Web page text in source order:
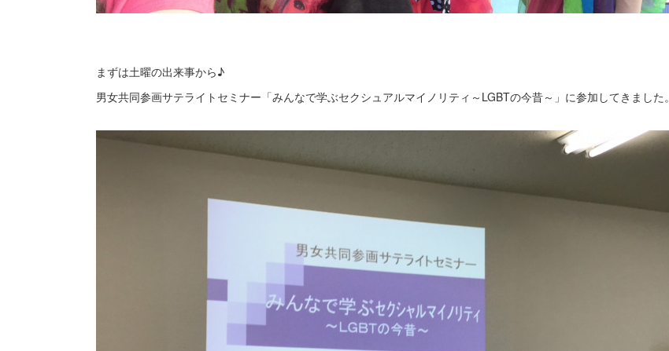
まずは土曜の出来事から♪
男女共同参画サテライトセミナー「みんなで学ぶセクシュアルマイノリティ～LGBTの今昔～」に参加してきました。